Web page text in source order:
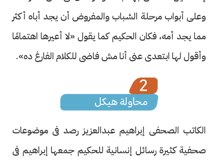
وعلى أبواب مرحلة الشباب والمفروض أن يجد أباه أكثر
مما يجد أمه، فكان الحكيم كما يقول «لا أعيرها اهتمامًا
وأقول لها ابتعدى عنى أنا مش فاضى للكلام الفارغ ده».
الكاتب الصحفى إبراهيم عبدالعزيز رصد فى موضوعات
صحفية كثيرة رسائل إنسانية للحكيم جمعها إبراهيم فى